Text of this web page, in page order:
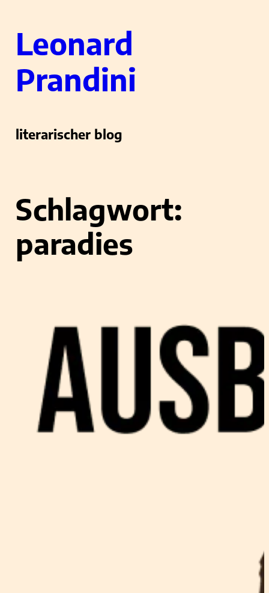
Inhalt
springen
Leonard
Prandini
literarischer blog
Schlagwort:
paradies